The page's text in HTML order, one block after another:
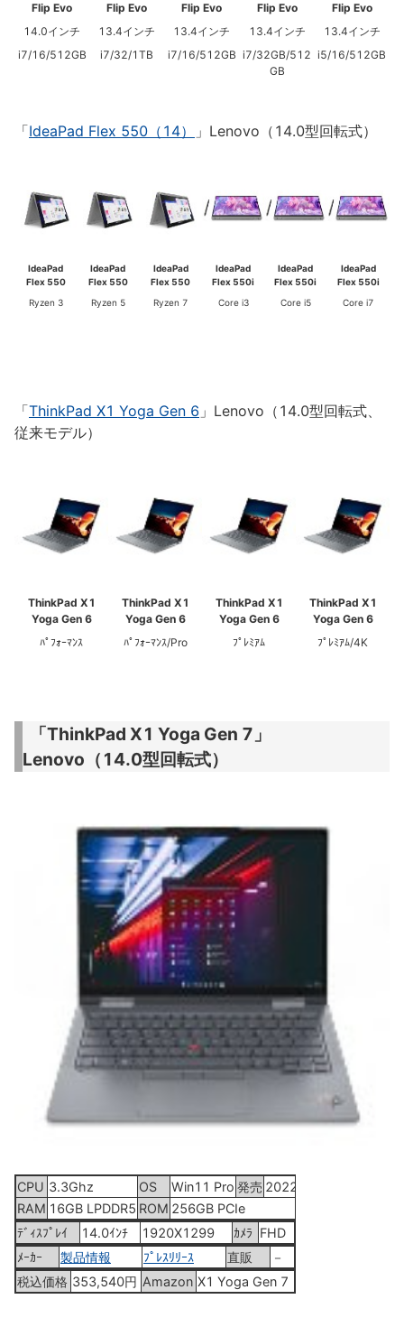
Flip Evo
14.0インチ
i7/16/512GB
Flip Evo
13.4インチ
i7/32/1TB
Flip Evo
13.4インチ
i7/16/512GB
Flip Evo
13.4インチ
i7/32GB/512
GB
Flip Evo
13.4インチ
i5/16/512GB
「IdeaPad Flex 550（14） 」Lenovo（14.0型回転式）
IdeaPad
Flex 550
Ryzen 3
IdeaPad
Flex 550
Ryzen 5
IdeaPad
Flex 550
Ryzen 7
IdeaPad
Flex 550i
Core i3
IdeaPad
Flex 550i
Core i5
IdeaPad
Flex 550i
Core i7
「ThinkPad X1 Yoga Gen 6 」Lenovo（14.0型回転式、
従来モデル）
ThinkPad X1
Yoga Gen 6
ﾊﾟﾌｫｰﾏﾝｽ
ThinkPad X1
Yoga Gen 6
ﾊﾟﾌｫｰﾏﾝｽ/Pro
ThinkPad X1
Yoga Gen 6
ﾌﾟﾚﾐｱﾑ
ThinkPad X1
Yoga Gen 6
ﾌﾟﾚﾐｱﾑ/4K
「ThinkPad X1 Yoga Gen 7」
Lenovo（14.0型回転式）
CPU 3.3Ghz OS Win11 Pro 発売 2022年4月12日
RAM 16GB LPDDR5 ROM 256GB PCIe
ﾃﾞｨｽﾌﾟﾚｲ
14.0ｲﾝﾁ 1920X1299 ｶﾒﾗ FHD
ﾒｰｶｰ
製品情報 ﾌﾟﾚｽﾘﾘｰｽ 直販
－
税込価格 353,540円 Amazon X1 Yoga Gen 7